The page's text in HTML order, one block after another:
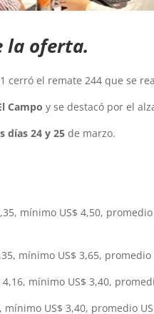
la oferta.
cerró el remate 244 que se
Campo y se destacó por el
días 24 y 25 de marzo.
mínimo US$ 4,50,
mínimo US$ 3,65,
mínimo US$ 3,40,
mínimo US$ 3,40, promedio